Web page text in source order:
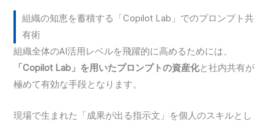
組織の知恵を蓄積する「Copilot Lab」でのプロンプト共
有術
組織全体のAI活用レベルを飛躍的に高めるためには、
「Copilot Lab」を用いたプロンプトの資産化と社内共有が
極めて有効な手段となります。
現場で生まれた「成果が出る指示文」を個人のスキルとし